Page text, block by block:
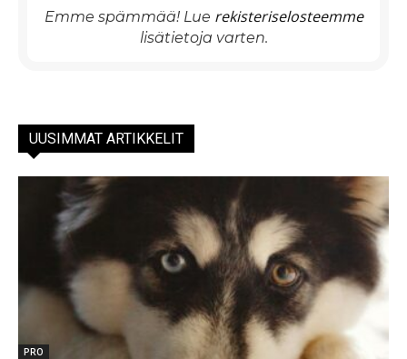
Emme spämmää! Lue rekisteriselosteemme
lisätietoja varten.
UUSIMMAT ARTIKKELIT
PRO